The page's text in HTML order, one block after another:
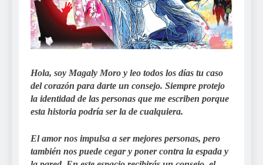
Hola, soy Magaly Moro y leo todos los días tu caso
del corazón para darte un consejo. Siempre protejo
la identidad de las personas que me escriben porque
esta historia podría ser la de cualquiera.
El amor nos impulsa a ser mejores personas, pero
también nos puede cegar y poner contra la espada y